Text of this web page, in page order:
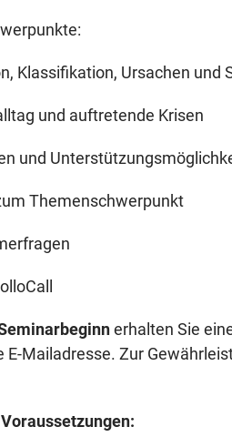
Klassifikation, Ursachen und
und auftretende Krisen
und
Themenschwerpunkt
erhalten Sie
E-Mailadresse. Zur